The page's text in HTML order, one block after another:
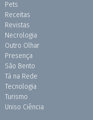
Pets
Receitas
Revistas
Necrologia
Outro Olhar
Presença
São Bento
Tá na Rede
Tecnologia
Turismo
Uniso Ciência